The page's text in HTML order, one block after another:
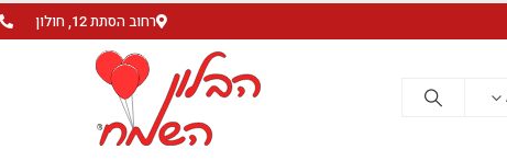
רחוב הסתת 12, חולון